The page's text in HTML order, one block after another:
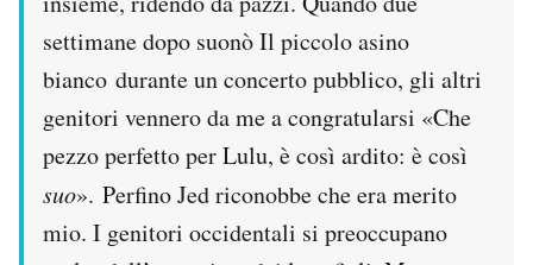
settimane dopo suonò Il piccolo asino
bianco durante un concerto pubblico, gli altri
genitori vennero da me a congratularsi «Che
pezzo perfetto per Lulu, è così ardito: è così
suo». Perfino Jed riconobbe che era merito
mio. I genitori occidentali si preoccupano